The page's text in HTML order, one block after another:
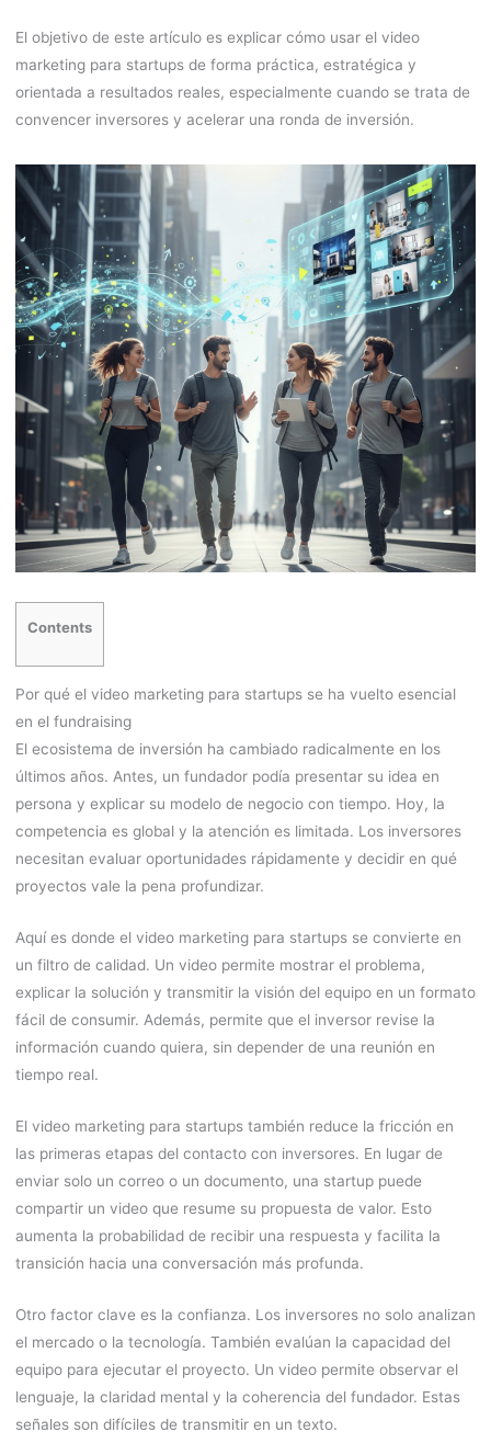
El objetivo de este artículo es explicar cómo usar el video
marketing para startups de forma práctica, estratégica y
orientada a resultados reales, especialmente cuando se trata de
convencer inversores y acelerar una ronda de inversión.
Contents
Por qué el video marketing para startups se ha vuelto esencial
en el fundraising
El ecosistema de inversión ha cambiado radicalmente en los
últimos años. Antes, un fundador podía presentar su idea en
persona y explicar su modelo de negocio con tiempo. Hoy, la
competencia es global y la atención es limitada. Los inversores
necesitan evaluar oportunidades rápidamente y decidir en qué
proyectos vale la pena profundizar.
Aquí es donde el video marketing para startups se convierte en
un filtro de calidad. Un video permite mostrar el problema,
explicar la solución y transmitir la visión del equipo en un formato
fácil de consumir. Además, permite que el inversor revise la
información cuando quiera, sin depender de una reunión en
tiempo real.
El video marketing para startups también reduce la fricción en
las primeras etapas del contacto con inversores. En lugar de
enviar solo un correo o un documento, una startup puede
compartir un video que resume su propuesta de valor. Esto
aumenta la probabilidad de recibir una respuesta y facilita la
transición hacia una conversación más profunda.
Otro factor clave es la confianza. Los inversores no solo analizan
el mercado o la tecnología. También evalúan la capacidad del
equipo para ejecutar el proyecto. Un video permite observar el
lenguaje, la claridad mental y la coherencia del fundador. Estas
señales son difíciles de transmitir en un texto.